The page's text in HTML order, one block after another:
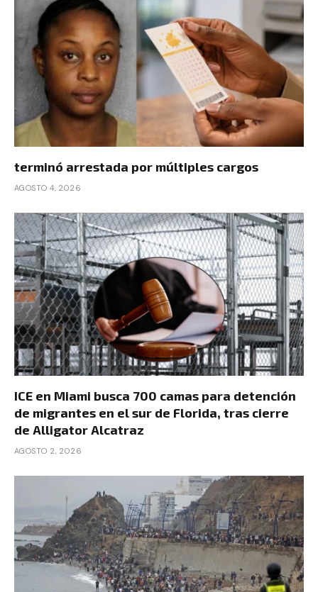
terminó arrestada por múltiples cargos
AGOSTO 4, 2026
ICE en Miami busca 700 camas para detención
de migrantes en el sur de Florida, tras cierre
de Alligator Alcatraz
AGOSTO 2, 2026